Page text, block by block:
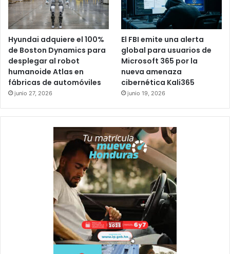
Hyundai adquiere el 100%
de Boston Dynamics para
desplegar al robot
humanoide Atlas en
fábricas de automóviles
junio 27, 2026
El FBI emite una alerta
global para usuarios de
Microsoft 365 por la
nueva amenaza
cibernética Kali365
junio 19, 2026